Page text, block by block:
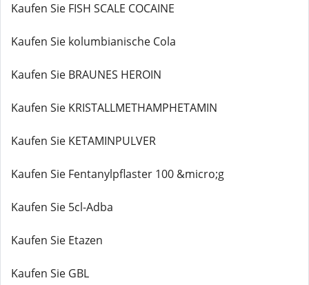
Kaufen Sie FISH SCALE COCAINE
Kaufen Sie kolumbianische Cola
Kaufen Sie BRAUNES HEROIN
Kaufen Sie KRISTALLMETHAMPHETAMIN
Kaufen Sie KETAMINPULVER
Kaufen Sie Fentanylpflaster 100 &micro;g
Kaufen Sie 5cl-Adba
Kaufen Sie Etazen
Kaufen Sie GBL